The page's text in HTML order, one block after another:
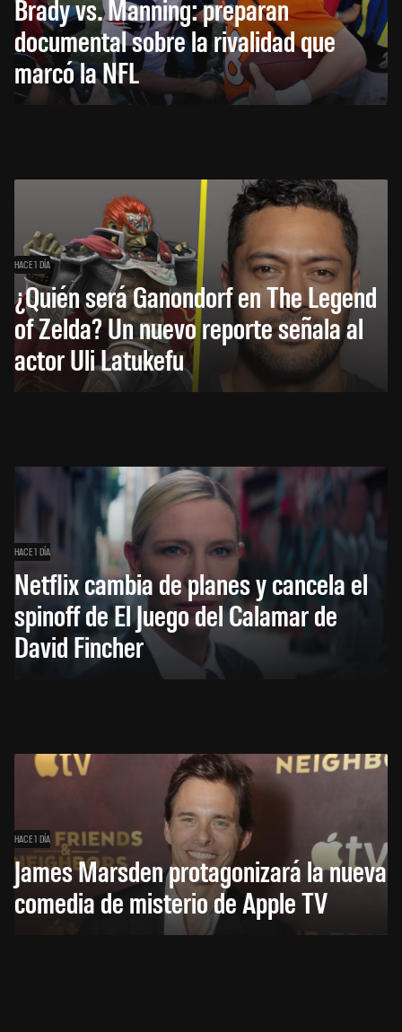
Brady vs. Manning: preparan
documental sobre la rivalidad que
marcó la NFL
HACE 1 DÍA
¿Quién será Ganondorf en The Legend
of Zelda? Un nuevo reporte señala al
actor Uli Latukefu
HACE 1 DÍA
Netflix cambia de planes y cancela el
spinoff de El Juego del Calamar de
David Fincher
HACE 1 DÍA
James Marsden protagonizará la nueva
comedia de misterio de Apple TV